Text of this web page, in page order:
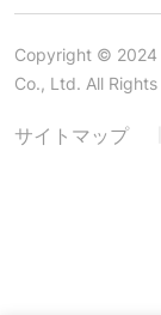
Copyright © 2024
Co., Ltd. All
サイトマップ